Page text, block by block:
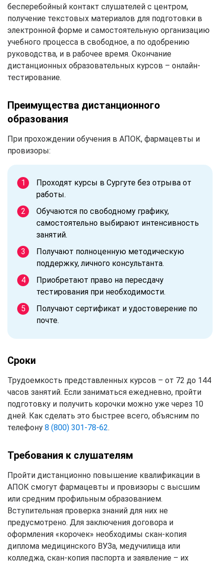
бесперебойный контакт слушателей с центром,
получение текстовых материалов для подготовки в
электронной форме и самостоятельную организацию
учебного процесса в свободное, а по одобрению
руководства, и в рабочее время. Окончание
дистанционных образовательных курсов – онлайн-
тестирование.
Преимущества дистанционного
образования
При прохождении обучения в АПОК, фармацевты и
провизоры:
Проходят курсы в Сургуте без отрыва от
работы.
Обучаются по свободному графику,
самостоятельно выбирают интенсивность
занятий.
Получают полноценную методическую
поддержку, личного консультанта.
Приобретают право на пересдачу
тестирования при необходимости.
Получают сертификат и удостоверение по
почте.
Сроки
Трудоемкость представленных курсов – от 72 до 144
часов занятий. Если заниматься ежедневно, пройти
подготовку и получить корочки можно уже через 10
дней. Как сделать это быстрее всего, объясним по
телефону 8 (800) 301-78-62.
Требования к слушателям
Пройти дистанционно повышение квалификации в
АПОК смогут фармацевты и провизоры с высшим
или средним профильным образованием.
Вступительная проверка знаний для них не
предусмотрено. Для заключения договора и
оформления «корочек» необходимы скан-копия
диплома медицинского ВУЗа, медучилища или
колледжа, скан-копия паспорта и заявление – их